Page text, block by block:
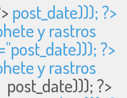
post_date))); ?>
y rastros
post_date))); ?>
y rastros
post_date))); ?>